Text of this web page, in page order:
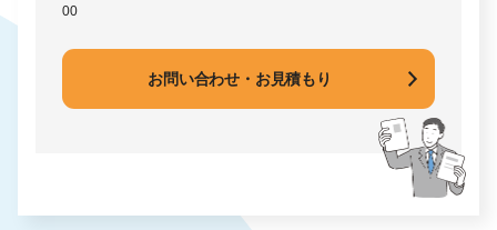
00
お問い合わせ・お見積もり